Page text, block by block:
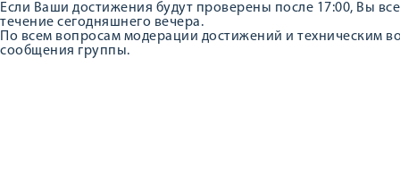
Если Ваши достижения будут проверены после 17:00, Вы
течение сегодняшнего вечера.
По всем вопросам модерации достижений и техническим
сообщения группы.